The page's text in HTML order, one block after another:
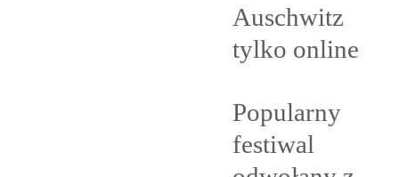
Auschwitz
tylko online
Popularny
festiwal